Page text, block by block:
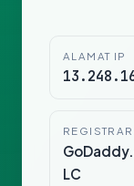
ALAMAT IP
REGISTRAR
LC